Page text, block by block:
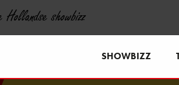
showbizz
SHOWBIZZ